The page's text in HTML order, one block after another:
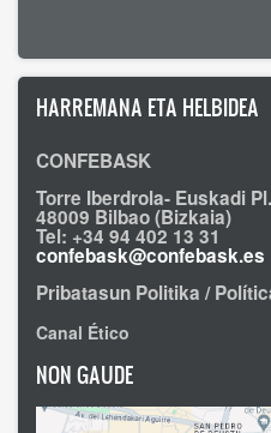
HARREMANA ETA HELBIDEA
CONFEBASK
Torre Iberdrola- Euskadi
48009 Bilbao (Bizkaia)
Tel: +34 94 402 13 31
confebask@confebask.es
Pribatasun Politika /
Canal Ético
NON GAUDE